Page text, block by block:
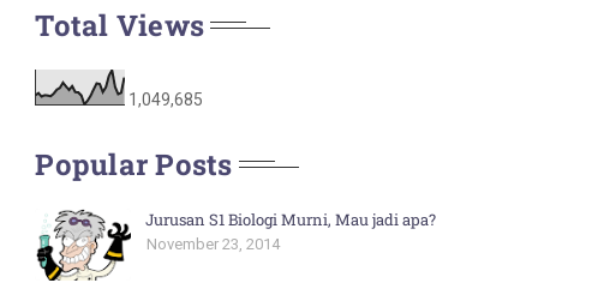
Total Views
1,049,685
Popular Posts
Jurusan S1 Biologi Murni, Mau jadi apa?
November 23, 2014